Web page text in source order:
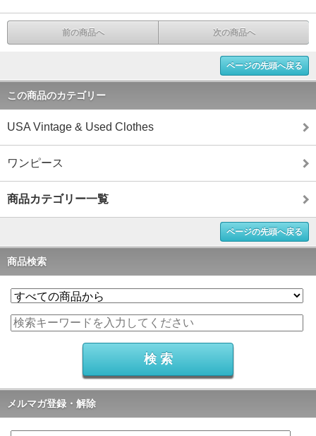
前の商品へ 次の商品へ
ページの先頭へ戻る
この商品のカテゴリー
USA Vintage & Used Clothes
ワンピース
商品カテゴリー一覧
ページの先頭へ戻る
商品検索
メルマガ登録・解除